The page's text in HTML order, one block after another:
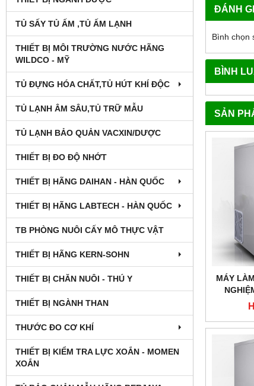
TỦ SẤY TỦ ẤM ,TỦ ẤM LẠNH
THIẾT BỊ MÔI TRƯỜNG NƯỚC HÃNG
WILDCO - MỸ
TỦ ĐỰNG HÓA CHẤT,TỦ HÚT KHÍ ĐỘC
TỦ LẠNH ÂM SÂU,TỦ TRỮ MẪU
TỦ LẠNH BẢO QUẢN VACXIN/DƯỢC
THIẾT BỊ ĐO ĐỘ NHỚT
THIẾT BỊ HÃNG DAIHAN - HÀN QUỐC
THIẾT BỊ HÃNG LABTECH - HÀN QUỐC
TB PHÒNG NUÔI CẤY MÔ THỰC VẬT
THIẾT BỊ HÃNG KERN-SOHN
THIẾT BỊ CHĂN NUÔI - THÚ Y
THIẾT BỊ NGÀNH THAN
THƯỚC ĐO CƠ KHÍ
THIẾT BỊ KIỂM TRA LỰC XOẮN - MOMEN
XOẮN
ĐÁNH
Bình chọn
BÌNH
SẢN
MÁY